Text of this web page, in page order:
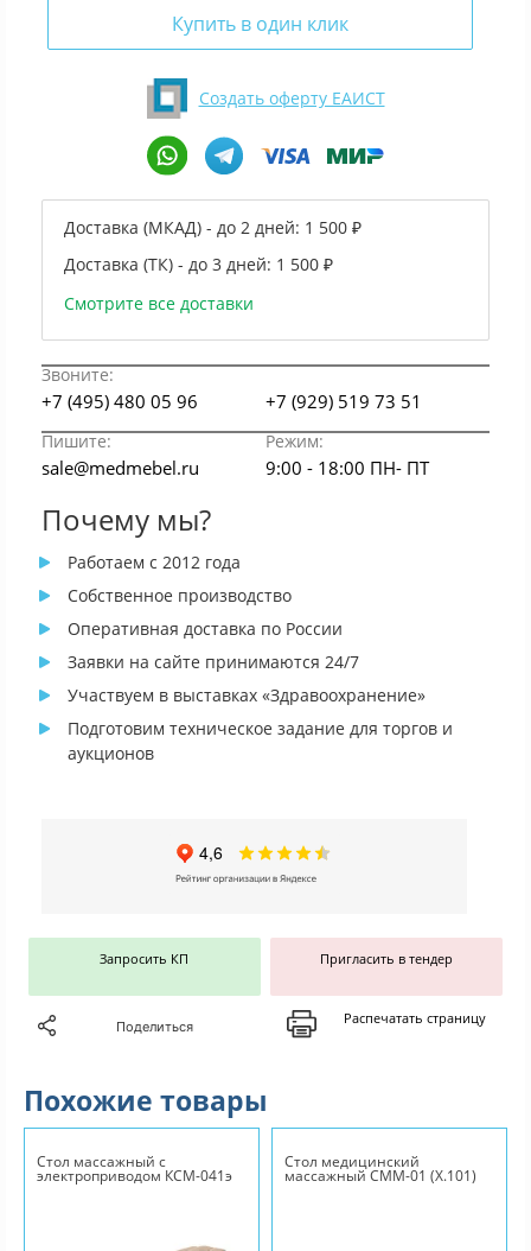
Купить в один клик
Создать оферту ЕАИСТ
Доставка (МКАД) - до 2 дней: 1 500 ₽
Доставка (ТК) - до 3 дней: 1 500 ₽
Смотрите все доставки
Звоните:
+7 (495) 480 05 96 +7 (929) 519 73 51
Пишите: Режим:
sale@medmebel.ru 9:00 - 18:00 ПН- ПТ
Почему мы?
Работаем с 2012 года
Собственное производство
Оперативная доставка по России
Заявки на сайте принимаются 24/7
Участвуем в выставках «Здравоохранение»
Подготовим техническое задание для торгов и
аукционов
Запросить КП Пригласить в тендер
Поделиться Распечатать страницу
Похожие товары
Стол массажный с
электроприводом КСМ-041э
Стол медицинский
массажный СММ-01 (Х.101)